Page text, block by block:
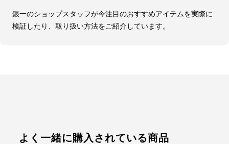
銀一のショップスタッフが今注目のおすすめアイテムを実際に
検証したり、取り扱い方法をご紹介しています。
よく一緒に購入されている商品